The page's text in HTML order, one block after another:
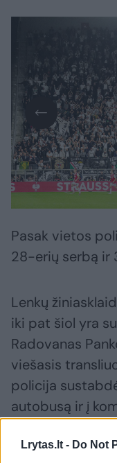
Lrytas.lt - Do Not
Pasak vietos
28-erių serbą ir
Lenkų
iki pat šiol yra
Radovanas
viešasis
policija
autobusą ir į